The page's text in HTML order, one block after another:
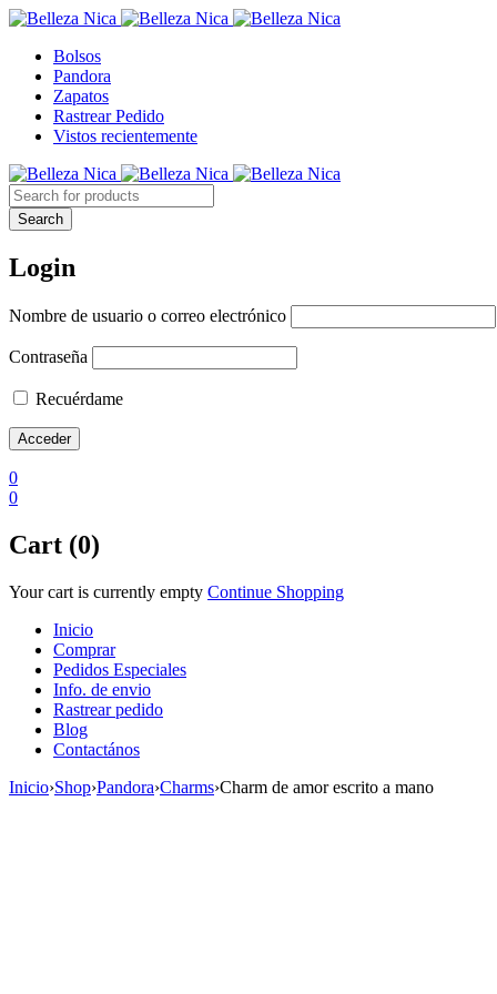
Bolsos
Pandora
Zapatos
Rastrear Pedido
Vistos recientemente
Login
Nombre de usuario o correo electrónico
Contraseña
Recuérdame
0
0
Cart (0)
Your cart is currently empty Continue Shopping
Inicio
Comprar
Pedidos Especiales
Info. de envio
Rastrear pedido
Blog
Contactános
Inicio›Shop›Pandora›Charms›Charm de amor escrito a mano